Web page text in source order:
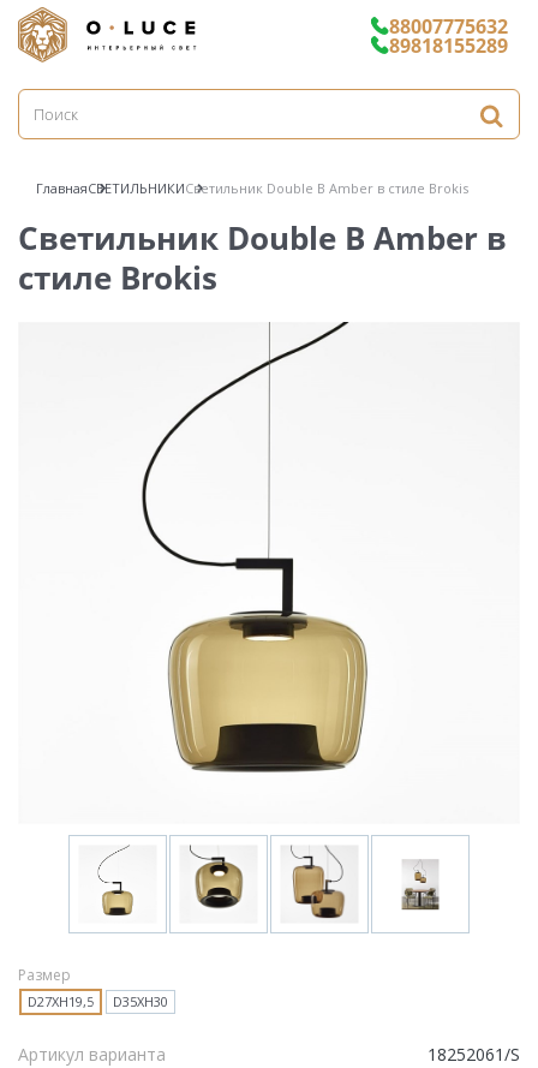
88007775632
89818155289
ГлавнаяСВЕТИЛЬНИКИСветильник Double B Amber в стиле Brokis
Светильник Double B Amber в
стиле Brokis
Размер
D27XH19,5 D35XH30
Артикул варианта 18252061/S